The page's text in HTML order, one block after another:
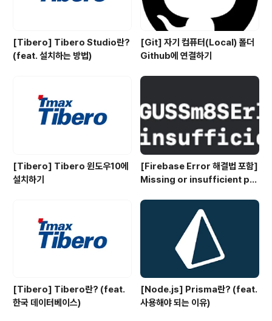
[Tibero] Tibero Studio란?
(feat. 설치하는 방법)
[Git] 자기 컴퓨터(Local) 폴더
Github에 연결하기
[Tibero] Tibero 윈도우10에
설치하기
[Firebase Error 해결법 포함]
Missing or insufficient per
[Tibero] Tibero란? (feat.
한국 데이터베이스)
[Node.js] Prisma란? (feat.
사용해야 되는 이유)